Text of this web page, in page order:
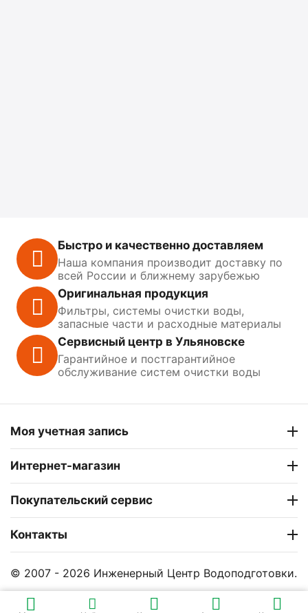
Быстро и качественно доставляем
Наша компания производит доставку по
всей России и ближнему зарубежью
Оригинальная продукция
Фильтры, системы очистки воды,
запасные части и расходные материалы
Сервисный центр в Ульяновске
Гарантийное и постгарантийное
обслуживание систем очистки воды
Моя учетная запись
Интернет-магазин
Покупательский сервис
Контакты
© 2007 - 2026 Инженерный Центр Водоподготовки.